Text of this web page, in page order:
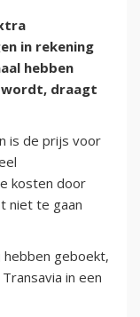
in rekening
hebben
wordt, draagt
is de prijs voor
kosten door
niet te gaan
hebben geboekt,
in een